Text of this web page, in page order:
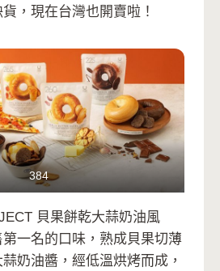
，現在台灣也開賣啦！
384
貝果餅乾大蒜奶油風
一名的口味，熟成貝果切薄
奶油醬，經低溫烘烤而成，